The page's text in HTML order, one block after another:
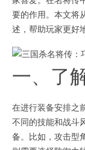
要的作用。本文将
述，帮助玩家更好
一、了
在进行装备安排之
不同的技能和战斗
备。比如，攻击型